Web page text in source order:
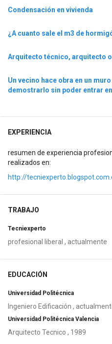
Condensación en vivienda
¿A cuanto sale el m3 de
Arquitecto técnico, arquitecto
Un vecino hace obra en un
demostrarlo sin poder entrar
EXPERIENCIA
resumen de experiencia
realizados en:
http://
TRABAJO
Tecniexperto
profesional liberal , actualmente
EDUCACIÓN
Universidad Politécnica
Ingeniero Edificación ,
Universidad Politécnica Valencia
Arquitecto Tecnico , 1989